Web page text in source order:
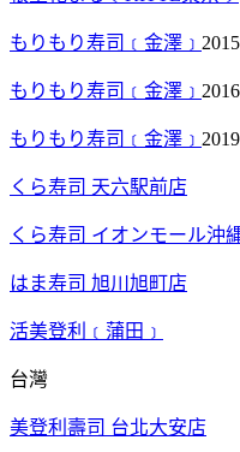
もりもり寿司﹝金澤﹞ 2015
もりもり寿司﹝金澤﹞ 2016
もりもり寿司﹝金澤﹞ 2019
くら寿司 天六駅前店
くら寿司 イオンモール沖
はま寿司 旭川旭町店
活美登利﹝蒲田﹞
台灣
美登利壽司 台北大安店